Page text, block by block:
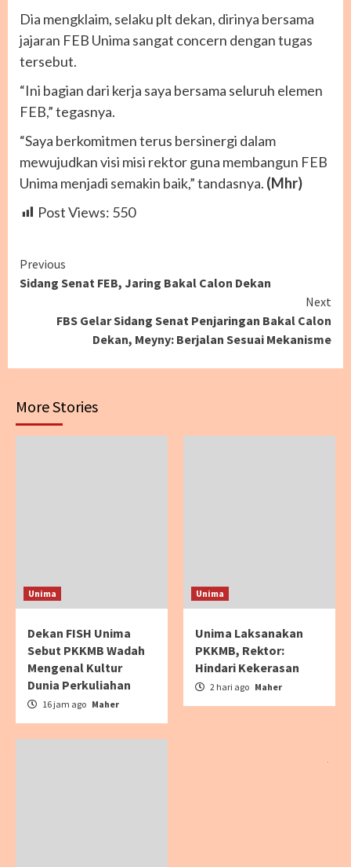
Dia mengklaim, selaku plt dekan, dirinya bersama
jajaran FEB Unima sangat concern dengan tugas
tersebut.
“Ini bagian dari kerja saya bersama seluruh elemen
FEB,” tegasnya.
“Saya berkomitmen terus bersinergi dalam
mewujudkan visi misi rektor guna membangun FEB
Unima menjadi semakin baik,” tandasnya. (Mhr)
Post Views: 550
Continue
Reading
Previous
Sidang Senat FEB, Jaring Bakal Calon Dekan
Next
FBS Gelar Sidang Senat Penjaringan Bakal Calon
Dekan, Meyny: Berjalan Sesuai Mekanisme
More Stories
Unima
Dekan FISH Unima
Sebut PKKMB Wadah
Mengenal Kultur
Dunia Perkuliahan
16 jam ago Maher
Unima
Unima Laksanakan
PKKMB, Rektor:
Hindari Kekerasan
2 hari ago Maher